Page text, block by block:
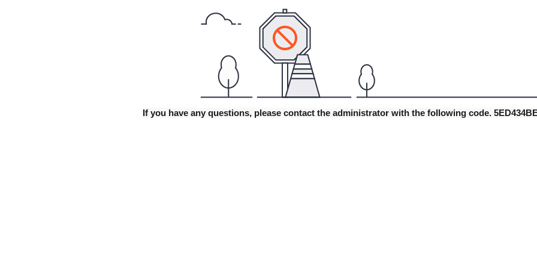
If you have any questions, please contact the administrator with the following code.